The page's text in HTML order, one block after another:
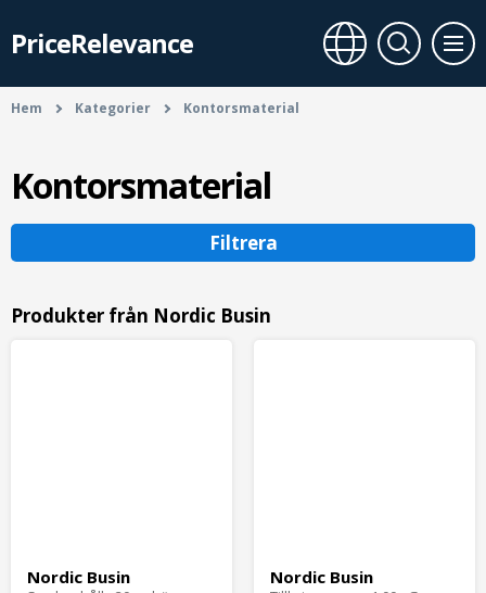
PriceRelevance
Hem Kategorier Kontorsmaterial
Kontorsmaterial
Filtrera
Produkter från Nordic Busin
Nordic Busin Nordic Busin